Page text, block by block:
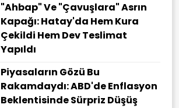
"Ahbap" Ve "çavuşlara" Asrın
Kapağı: Hatay'da Hem Kura
Çekildi Hem Dev Teslimat
Yapıldı
Piyasaların Gözü Bu
Rakamdaydı: ABD'de Enflasyon
Beklentisinde Sürpriz Düşüş